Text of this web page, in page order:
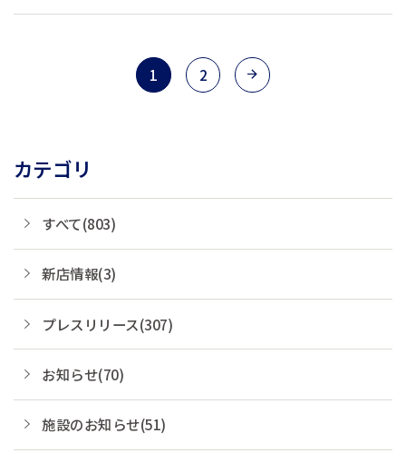
（本社：東京都中央区、代表取締役社
長：伊藤孝彦、以下チョイスホテルズ
1 2
カテゴリ
すべて(803)
新店情報(3)
プレスリリース(307)
お知らせ(70)
施設のお知らせ(51)